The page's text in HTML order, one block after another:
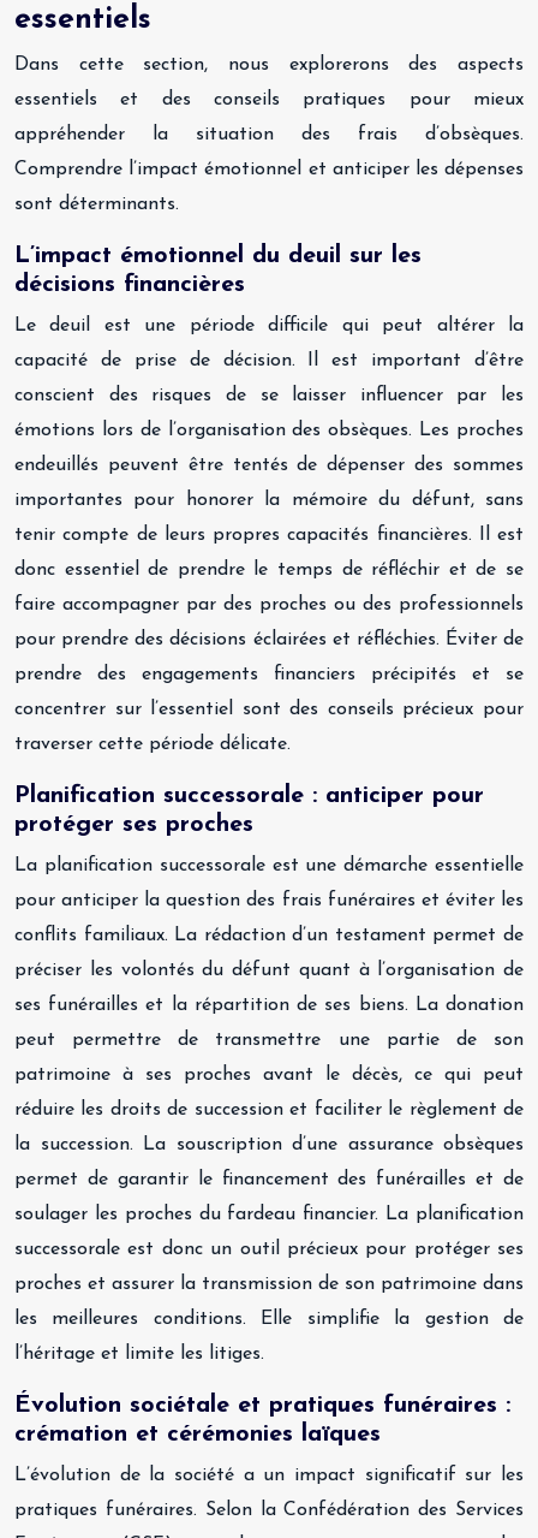
essentiels
Dans cette section, nous explorerons des aspects
essentiels et des conseils pratiques pour mieux
appréhender la situation des frais d’obsèques.
Comprendre l’impact émotionnel et anticiper les dépenses
sont déterminants.
L’impact émotionnel du deuil sur les
décisions financières
Le deuil est une période difficile qui peut altérer la
capacité de prise de décision. Il est important d’être
conscient des risques de se laisser influencer par les
émotions lors de l’organisation des obsèques. Les proches
endeuillés peuvent être tentés de dépenser des sommes
importantes pour honorer la mémoire du défunt, sans
tenir compte de leurs propres capacités financières. Il est
donc essentiel de prendre le temps de réfléchir et de se
faire accompagner par des proches ou des professionnels
pour prendre des décisions éclairées et réfléchies. Éviter de
prendre des engagements financiers précipités et se
concentrer sur l’essentiel sont des conseils précieux pour
traverser cette période délicate.
Planification successorale : anticiper pour
protéger ses proches
La planification successorale est une démarche essentielle
pour anticiper la question des frais funéraires et éviter les
conflits familiaux. La rédaction d’un testament permet de
préciser les volontés du défunt quant à l’organisation de
ses funérailles et la répartition de ses biens. La donation
peut permettre de transmettre une partie de son
patrimoine à ses proches avant le décès, ce qui peut
réduire les droits de succession et faciliter le règlement de
la succession. La souscription d’une assurance obsèques
permet de garantir le financement des funérailles et de
soulager les proches du fardeau financier. La planification
successorale est donc un outil précieux pour protéger ses
proches et assurer la transmission de son patrimoine dans
les meilleures conditions. Elle simplifie la gestion de
l’héritage et limite les litiges.
Évolution sociétale et pratiques funéraires :
crémation et cérémonies laïques
L’évolution de la société a un impact significatif sur les
pratiques funéraires. Selon la Confédération des Services